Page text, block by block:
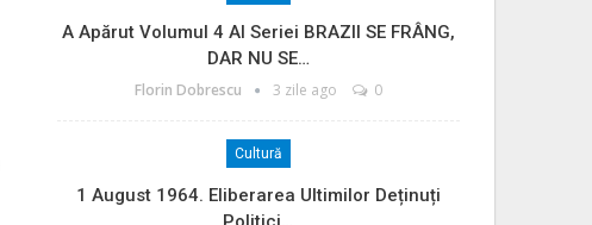
A Apărut Volumul 4 Al Seriei BRAZII SE FRÂNG,
DAR NU SE…
Florin Dobrescu 3 zile ago 0
Cultură
1 August 1964. Eliberarea Ultimilor Deținuți